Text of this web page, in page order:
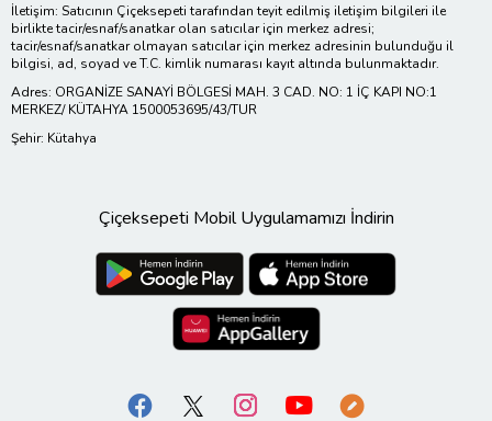
İletişim: Satıcının Çiçeksepeti tarafından teyit edilmiş iletişim bilgileri ile
birlikte tacir/esnaf/sanatkar olan satıcılar için merkez adresi;
tacir/esnaf/sanatkar olmayan satıcılar için merkez adresinin bulunduğu il
bilgisi, ad, soyad ve T.C. kimlik numarası kayıt altında bulunmaktadır.
Adres: ORGANİZE SANAYİ BÖLGESİ MAH. 3 CAD. NO: 1 İÇ KAPI NO:1
MERKEZ/ KÜTAHYA 1500053695/43/TUR
Şehir: Kütahya
Çiçeksepeti Mobil Uygulamamızı İndirin